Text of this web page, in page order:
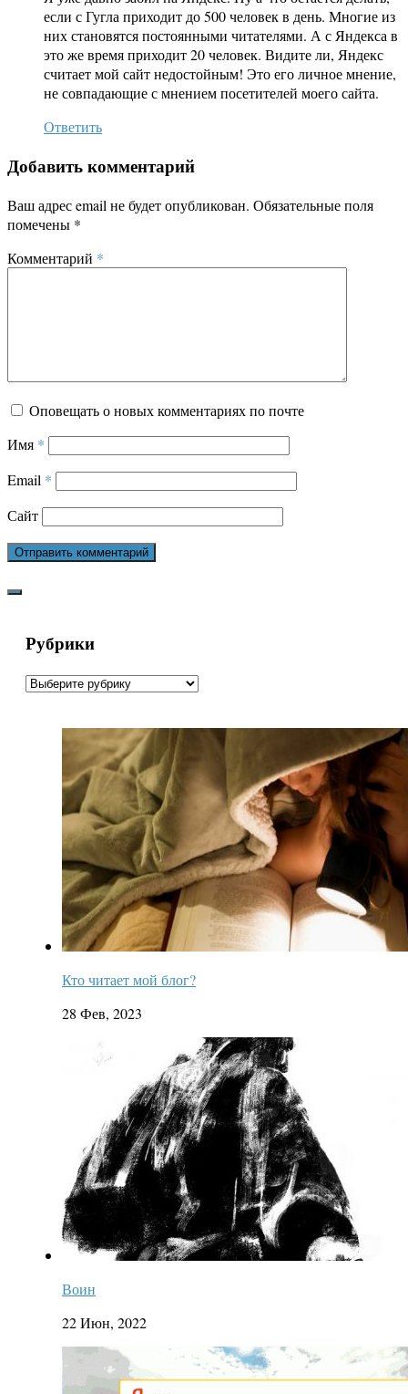
если с Гугла приходит до 500 человек в день. Многие из
них становятся постоянными читателями. А с Яндекса в
это же время приходит 20 человек. Видите ли, Яндекс
считает мой сайт недостойным! Это его личное мнение,
не совпадающие с мнением посетителей моего сайта.
Ответить
Добавить комментарий
Ваш адрес email не будет опубликован. Обязательные поля
помечены *
Комментарий *
Оповещать о новых комментариях по почте
Имя *
Email *
Сайт
Рубрики
Рубрики
Кто читает мой блог?
28 Фев, 2023
Воин
22 Июн, 2022